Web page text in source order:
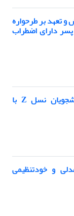
تعهد بر طرحواره
دارای اضطراب
شناسایی راهبردهای تنظیم هیجان در دانشجویان نسل Z با
و خودتنظیمی